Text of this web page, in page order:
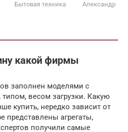
Бытовая техника
Александр
какой фирмы
заполнен моделями с
весом загрузки. Какую
купить, нередко зависит от
представлены агрегаты,
получили самые